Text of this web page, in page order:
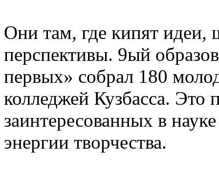
Они там, где кипят идеи,
перспективы. 9ый
первых» собрал 180
колледжей Кузбасса. Это
заинтересованных в
энергии творчества.